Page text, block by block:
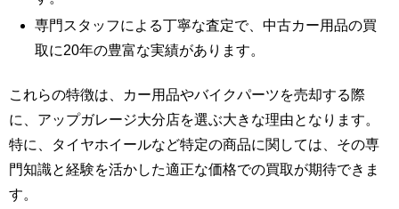
専門スタッフによる丁寧な査定で、中古カー用品の買
取に20年の豊富な実績があります。
これらの特徴は、カー用品やバイクパーツを売却する際
に、アップガレージ大分店を選ぶ大きな理由となります。
特に、タイヤホイールなど特定の商品に関しては、その専
門知識と経験を活かした適正な価格での買取が期待できま
す。